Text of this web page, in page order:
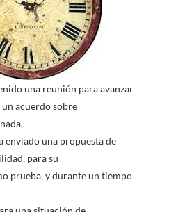
una reunión para avanzar
acuerdo sobre
enviado una propuesta de
para su
prueba, y durante un tiempo